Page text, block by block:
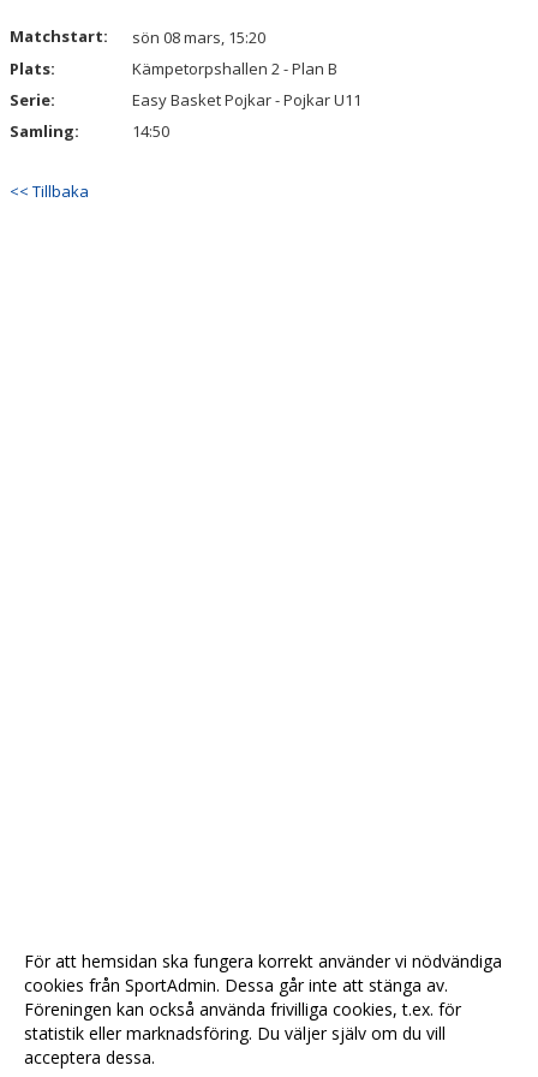
Matchstart:
sön 08 mars, 15:20
Plats:
Kämpetorpshallen 2 - Plan B
Serie:
Easy Basket Pojkar - Pojkar U11
Samling:
14:50
<< Tillbaka
För att hemsidan ska fungera korrekt använder vi nödvändiga
cookies från SportAdmin. Dessa går inte att stänga av.
Föreningen kan också använda frivilliga cookies, t.ex. för
statistik eller marknadsföring. Du väljer själv om du vill
acceptera dessa.